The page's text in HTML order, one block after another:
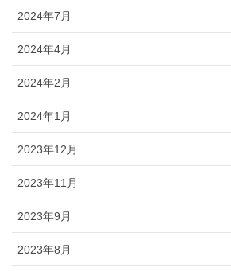
2024年7月
2024年4月
2024年2月
2024年1月
2023年12月
2023年11月
2023年9月
2023年8月